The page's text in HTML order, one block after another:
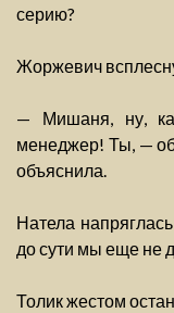
серию?
Жоржевич
— Мишаня, ну,
менеджер! Ты, —
объяснила.
Натела
до сути мы еще не
Толик жестом